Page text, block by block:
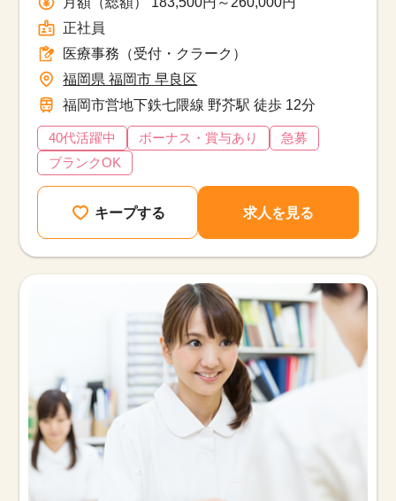
正社員
医療事務（受付・クラーク）
福岡県 福岡市 早良区
福岡市営地下鉄七隈線 野芥駅 徒歩 12分
40代活躍中 ボーナス・賞与あり
急募
ブランクOK
キープする 求人を見る